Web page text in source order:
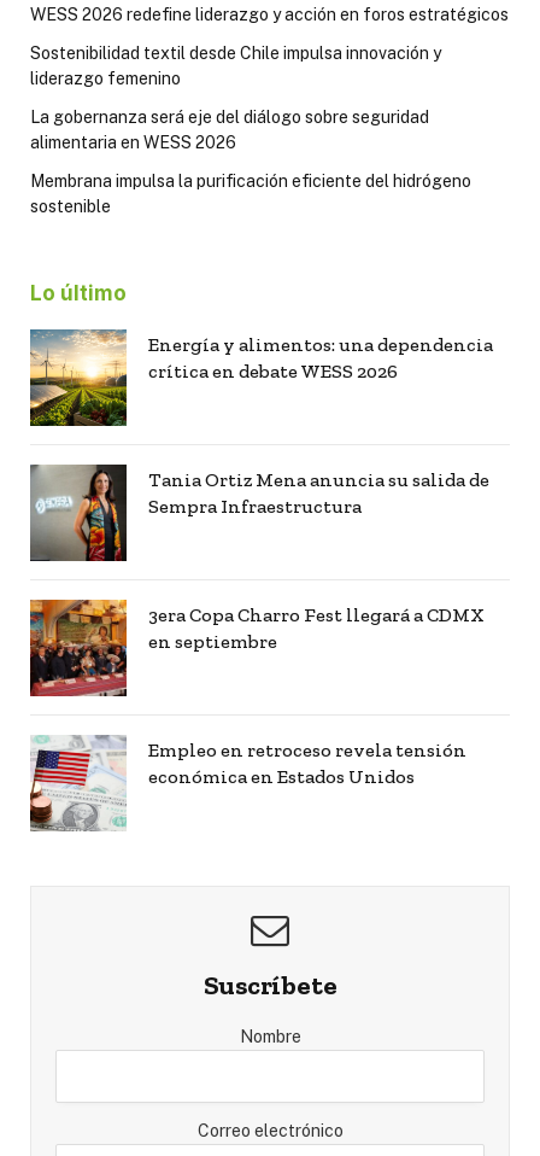
WESS 2026 redefine liderazgo y acción en foros estratégicos
Sostenibilidad textil desde Chile impulsa innovación y
liderazgo femenino
La gobernanza será eje del diálogo sobre seguridad
alimentaria en WESS 2026
Membrana impulsa la purificación eficiente del hidrógeno
sostenible
Lo último
Energía y alimentos: una dependencia
crítica en debate WESS 2026
Tania Ortiz Mena anuncia su salida de
Sempra Infraestructura
3era Copa Charro Fest llegará a CDMX
en septiembre
Empleo en retroceso revela tensión
económica en Estados Unidos
Suscríbete
Nombre
Correo electrónico